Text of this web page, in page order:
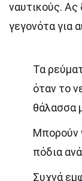
ναυτικούς. Ας
γεγονότα για
Τα
όταν το
θάλασσα
Μπορούν
πόδια
Συχνά